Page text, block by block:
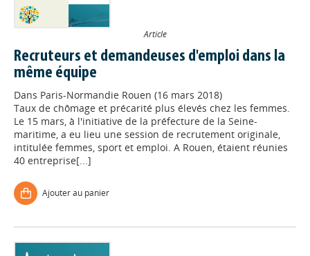
Article
Recruteurs et demandeuses d'emploi dans la
même équipe
Dans Paris-Normandie Rouen (16 mars 2018)
Taux de chômage et précarité plus élevés chez les femmes.
Le 15 mars, à l'initiative de la préfecture de la Seine-
maritime, a eu lieu une session de recrutement originale,
intitulée femmes, sport et emploi. A Rouen, étaient réunies
40 entreprise[...]
Ajouter au panier